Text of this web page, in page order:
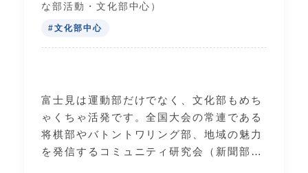
な部活動・文化部中心）
#文化部中心
富士見は運動部だけでなく、文化部もめち
ゃくちゃ活発です。全国大会の常連である
将棋部やバトントワリング部、地域の魅力
を発信するコミュニティ研究会（新聞部